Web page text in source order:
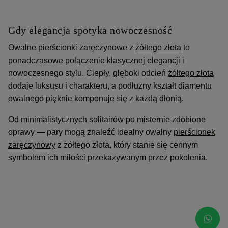
Gdy elegancja spotyka nowoczesność
Owalne pierścionki zaręczynowe z żółtego złota to
ponadczasowe połączenie klasycznej elegancji i
nowoczesnego stylu. Ciepły, głęboki odcień żółtego złota
dodaje luksusu i charakteru, a podłużny kształt diamentu
owalnego pięknie komponuje się z każdą dłonią.
Od minimalistycznych solitairów po misternie zdobione
oprawy — pary mogą znaleźć idealny owalny pierścionek
zaręczynowy z żółtego złota, który stanie się cennym
symbolem ich miłości przekazywanym przez pokolenia.